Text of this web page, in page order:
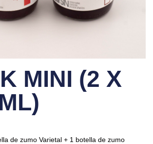
MINI (2 X
de zumo Varietal + 1 botella de zumo